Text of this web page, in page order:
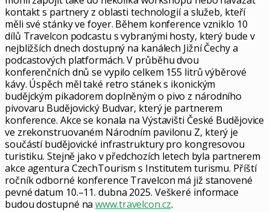
kontakt s partnery z oblasti technologií a služeb, kteří
měli své stánky ve foyer. Během konference vzniklo 10
dílů Travelcon podcastu s vybranými hosty, který bude v
nejbližších dnech dostupný na kanálech Jižní Čechy a
podcastových platformách. V průběhu dvou
konferenčních dnů se vypilo celkem 155 litrů výběrové
kávy. Úspěch měl také retro stánek s ikonickým
budějckým pikadorem doplněným o pivo z národního
pivovaru Budějovický Budvar, který je partnerem
konference. Akce se konala na Výstavišti České Budějovice
ve zrekonstruovaném Národním pavilonu Z, který je
součástí budějovické infrastruktury pro kongresovou
turistiku. Stejně jako v předchozích letech byla partnerem
akce agentura CzechTourism s Institutem turismu. Příští
ročník odborné konference Travelcon má již stanovené
pevné datum 10.–11. dubna 2025. Veškeré informace
budou dostupné nawww.travelcon.cz.